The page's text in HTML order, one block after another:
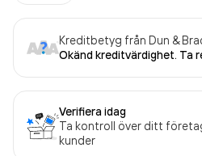
Kreditbetyg från Dun &
Okänd kreditvärdighet. Ta
Verifiera idag
Ta kontroll över ditt
kunder